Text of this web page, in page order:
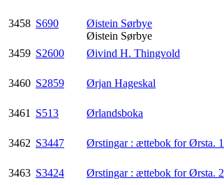
3458 S690
Øistein Sørbye
Øistein Sørbye
3459 S2600 Øivind H. Thingvold
3460 S2859 Ørjan Hageskal
3461 S513 Ørlandsboka
3462 S3447 Ørstingar : ættebok for Ørsta. 1
3463 S3424 Ørstingar : ættebok for Ørsta. 2